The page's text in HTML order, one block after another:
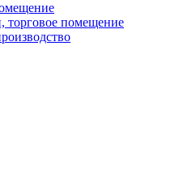
торговое помещение